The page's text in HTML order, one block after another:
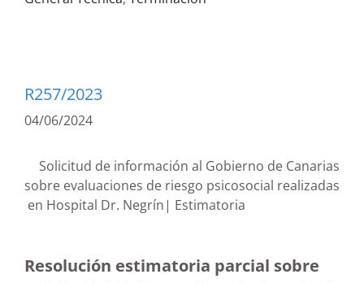
R257/2023
04/06/2024
Solicitud de información al Gobierno de Canarias
sobre evaluaciones de riesgo psicosocial realizadas
en Hospital Dr. Negrín| Estimatoria
Resolución estimatoria parcial sobre